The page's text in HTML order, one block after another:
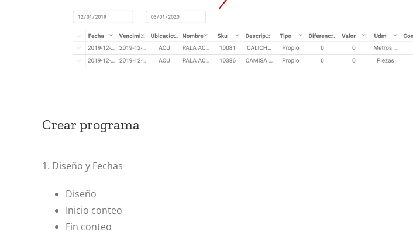
Crear programa
1. Diseño y Fechas
Diseño
Inicio conteo
Fin conteo